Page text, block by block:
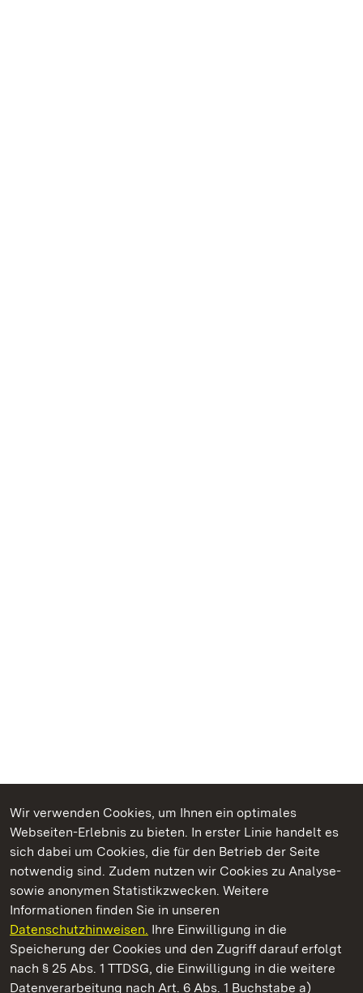
Wir verwenden Cookies, um Ihnen ein optimales
Webseiten-Erlebnis zu bieten. In erster Linie handelt es
sich dabei um Cookies, die für den Betrieb der Seite
notwendig sind. Zudem nutzen wir Cookies zu Analyse-
sowie anonymen Statistikzwecken. Weitere
Informationen finden Sie in unseren
Datenschutzhinweisen. Ihre Einwilligung in die
Speicherung der Cookies und den Zugriff darauf erfolgt
nach § 25 Abs. 1 TTDSG, die Einwilligung in die weitere
Datenverarbeitung nach Art. 6 Abs. 1 Buchstabe a)
Kommen. Staunen. Genießen.
Residenzschloss Ludwigsburg
Staatliche Schlösser und Gärten Baden-Württemberg